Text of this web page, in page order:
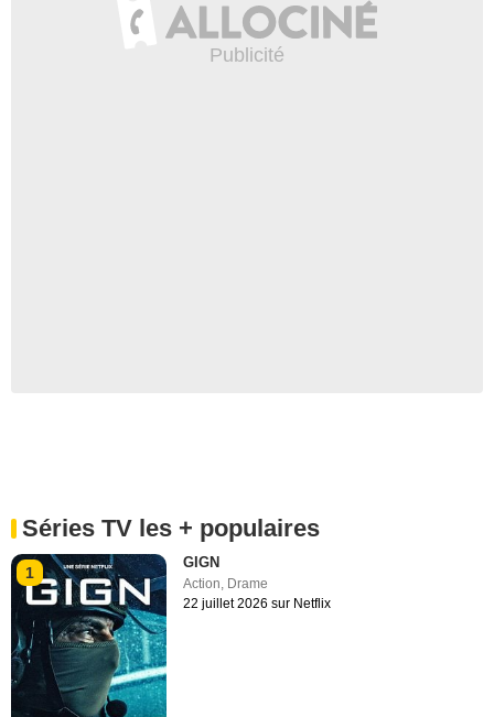
Séries TV les + populaires
1
GIGN
Action, Drame
22 juillet 2026 sur Netflix